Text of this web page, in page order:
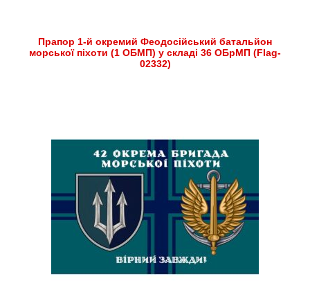
Прапор 1-й окремий Феодосійський батальйон
морської піхоти (1 ОБМП) у складі 36 ОБрМП (Flag-
02332)